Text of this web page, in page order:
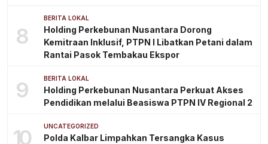
8
BERITA LOKAL
Holding Perkebunan Nusantara Dorong
Kemitraan Inklusif, PTPN I Libatkan Petani dalam
Rantai Pasok Tembakau Ekspor
9 BERITA LOKAL
Holding Perkebunan Nusantara Perkuat Akses
Pendidikan melalui Beasiswa PTPN IV Regional 2
10 UNCATEGORIZED
Polda Kalbar Limpahkan Tersangka Kasus